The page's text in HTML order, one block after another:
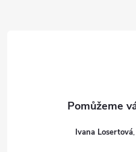
Ivana Losertová